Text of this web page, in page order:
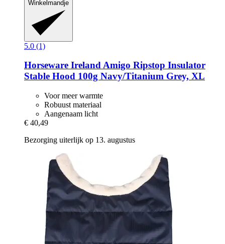
Winkelmandje
5.0 (1)
Horseware IrelandAmigo Ripstop Insulator
Stable Hood 100g Navy/Titanium Grey, XL
Voor meer warmte
Robuust materiaal
Aangenaam licht
€ 40,49
Bezorging uiterlijk op 13. augustus